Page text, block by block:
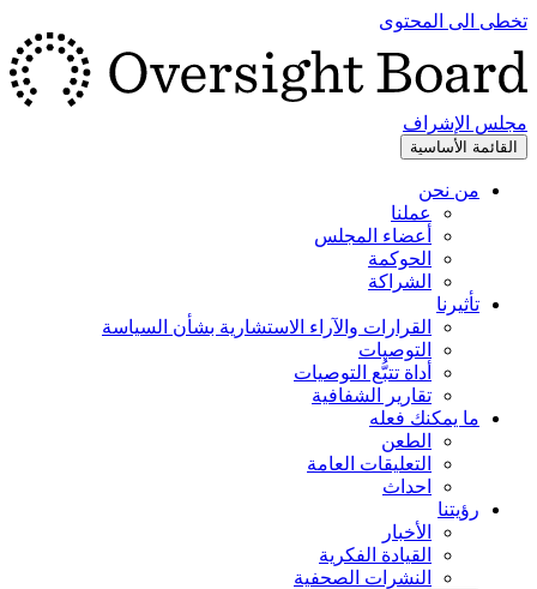
تخطى الى المحتوى
مجلس الإشراف
القائمة الأساسية
من نحن
عملنا
أعضاء المجلس
الحوكمة
الشراكة
تأثيرنا
القرارات والآراء الاستشارية بشأن السياسة
التوصيات
أداة تتبُّع التوصيات
تقارير الشفافية
ما يمكنك فعله
الطعن
التعليقات العامة
احداث
رؤيتنا
الأخبار
القيادة الفكرية
النشرات الصحفية